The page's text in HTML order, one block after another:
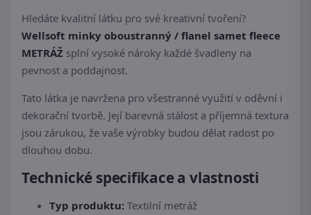
Hledáte kvalitní látku pro své kreativní tvoření?
Wellsoft minky oboustranný / flanel samet fleece
METRÁŽ splní vysoké nároky každé švadleny na
pevnost a poddajnost.
Tato látka je navržena pro všestranné využití v oděvní i
dekorační tvorbě. Její barevná stálost a příjemná textura
jsou zárukou, že vaše výrobky budou dělat radost po
dlouhou dobu.
Technické specifikace a vlastnosti
Typ produktu: Textilní metráž